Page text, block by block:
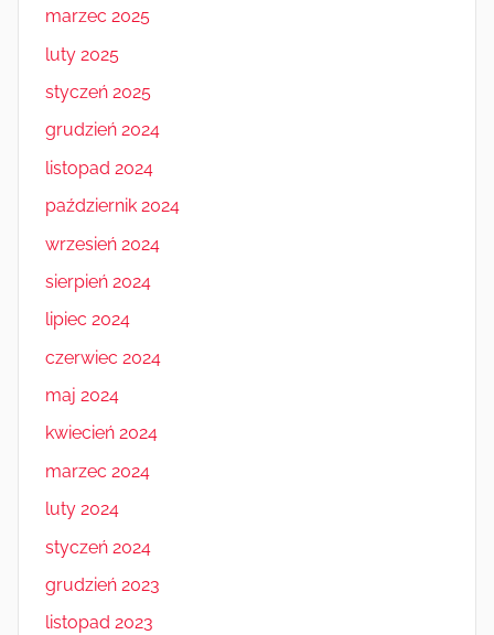
marzec 2025
luty 2025
styczeń 2025
grudzień 2024
listopad 2024
październik 2024
wrzesień 2024
sierpień 2024
lipiec 2024
czerwiec 2024
maj 2024
kwiecień 2024
marzec 2024
luty 2024
styczeń 2024
grudzień 2023
listopad 2023